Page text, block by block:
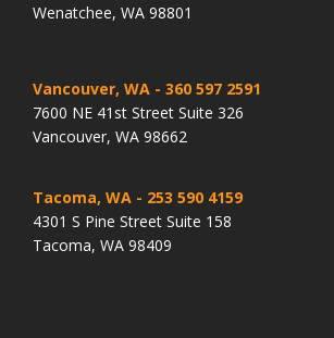
Wenatchee, WA 98801
Vancouver, WA - 360 597 2591
7600 NE 41st Street Suite 326
Vancouver, WA 98662
Tacoma, WA - 253 590 4159
4301 S Pine Street Suite 158
Tacoma, WA 98409